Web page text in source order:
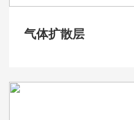
气体扩散层